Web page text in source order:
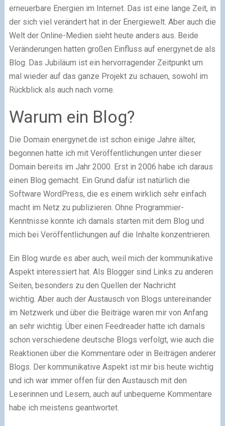
erneuerbare Energien im Internet. Das ist eine lange Zeit, in
der sich viel verändert hat in der Energiewelt. Aber auch die
Welt der Online-Medien sieht heute anders aus. Beide
Veränderungen hatten großen Einfluss auf energynet.de als
Blog. Das Jubiläum ist ein hervorragender Zeitpunkt um
mal wieder auf das ganze Projekt zu schauen, sowohl im
Rückblick als auch nach vorne.
Warum ein Blog?
Die Domain energynet.de ist schon einige Jahre älter,
begonnen hatte ich mit Veröffentlichungen unter dieser
Domain bereits im Jahr 2000. Erst in 2006 habe ich daraus
einen Blog gemacht. Ein Grund dafür ist natürlich die
Software WordPress, die es einem wirklich sehr einfach
macht im Netz zu publizieren. Ohne Programmier-
Kenntnisse konnte ich damals starten mit dem Blog und
mich bei Veröffentlichungen auf die Inhalte konzentrieren.
Ein Blog wurde es aber auch, weil mich der kommunikative
Aspekt interessiert hat. Als Blogger sind Links zu anderen
Seiten, besonders zu den Quellen der Nachricht
wichtig. Aber auch der Austausch von Blogs untereinander
im Netzwerk und über die Beiträge waren mir von Anfang
an sehr wichtig. Über einen Feedreader hatte ich damals
schon verschiedene deutsche Blogs verfolgt, wie auch die
Reaktionen über die Kommentare oder in Beiträgen anderer
Blogs. Der kommunikative Aspekt ist mir bis heute wichtig
und ich war immer offen für den Austausch mit den
Leserinnen und Lesern, auch auf unbequeme Kommentare
habe ich meistens geantwortet.